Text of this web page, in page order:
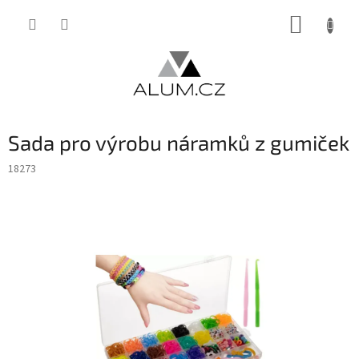
Sada pro výrobu náramků z gumiček
18273